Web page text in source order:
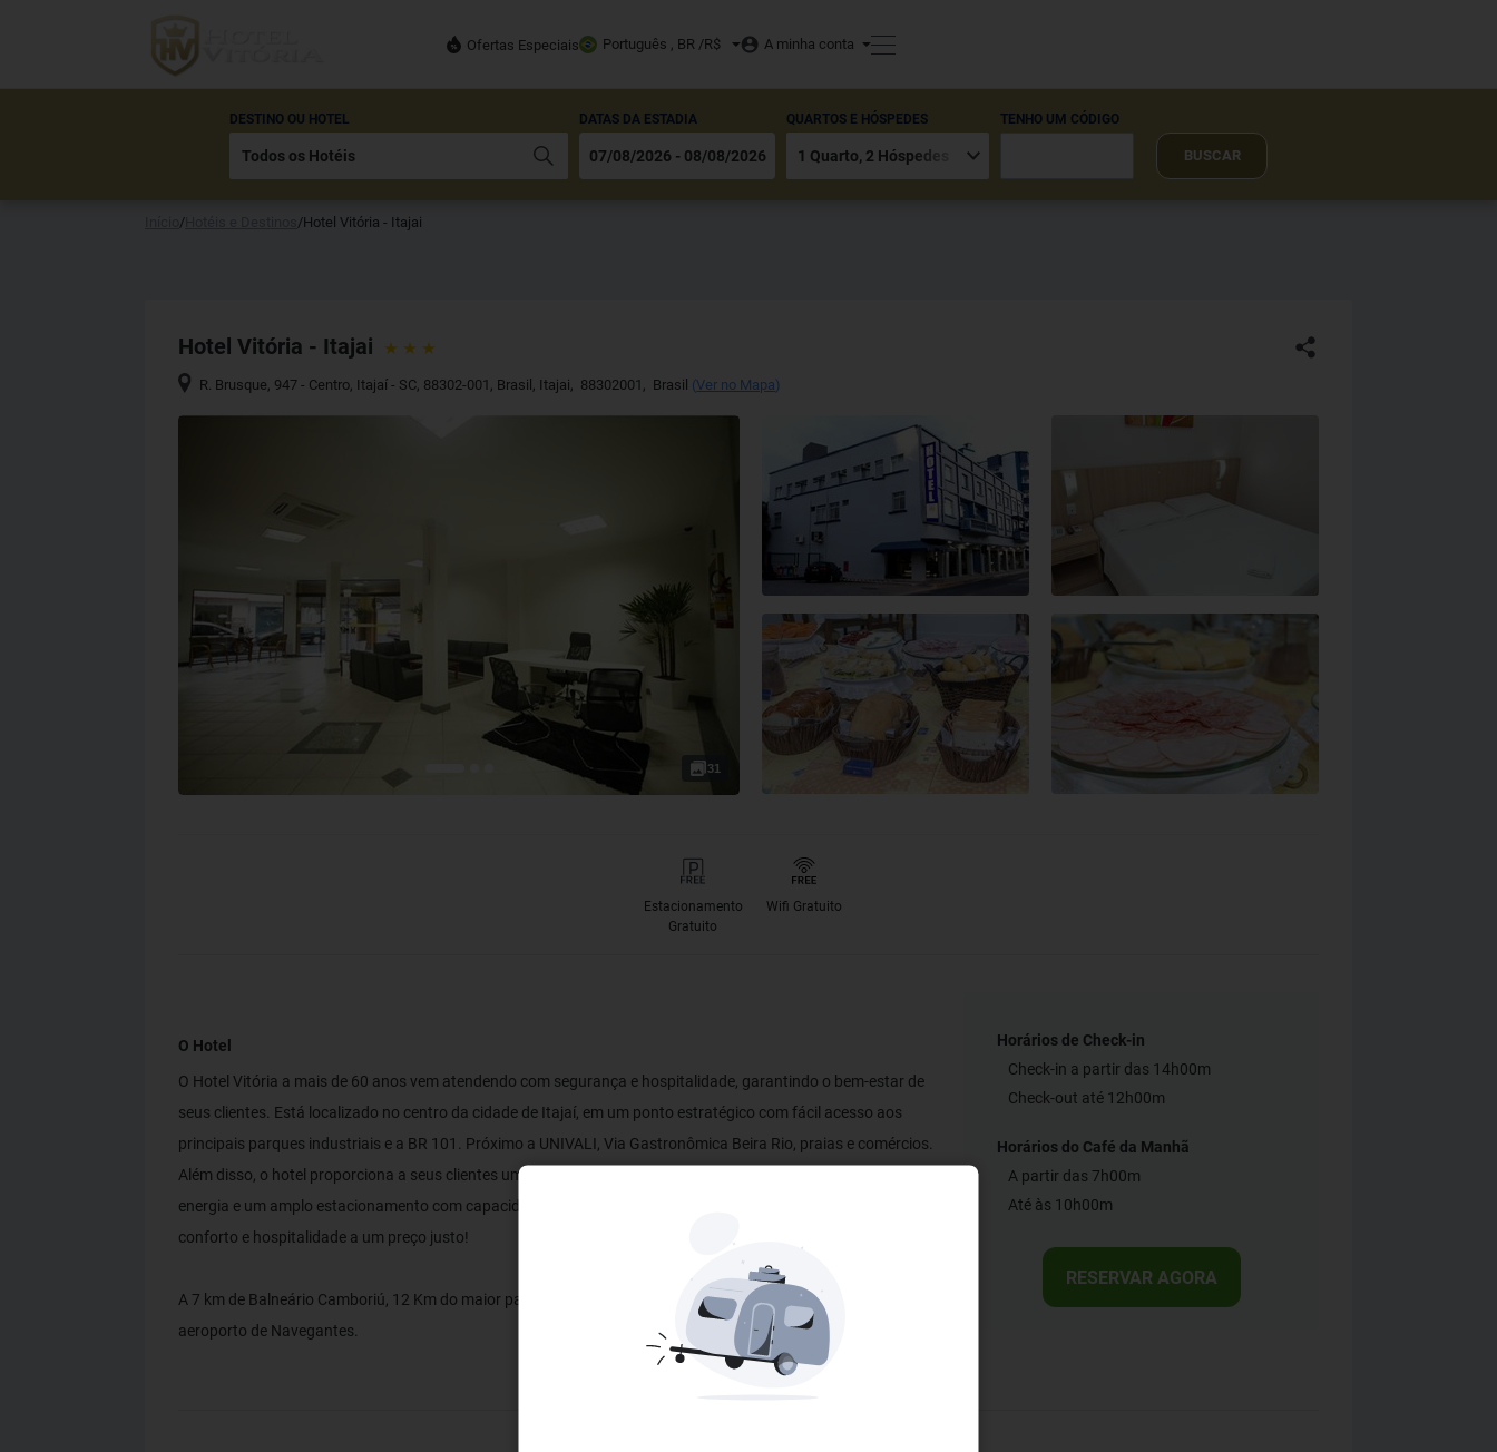
Ofertas Especiais Português , BR /R$ A minha conta
DESTINO OU HOTEL DATAS DA ESTADIA QUARTOS E HÓSPEDES TENHO UM CÓDIGO
BUSCAR
/ /Hotel Vitória - Itajai
Hotel Vitória - Itajai
R. Brusque, 947 - Centro, Itajaí - SC, 88302-001, Brasil , Itajai, 88302001 , Brasil (Ver no Mapa)
31
Estacionamento
Gratuito
Wifi Gratuito
O Hotel
O Hotel Vitória a mais de 60 anos vem atendendo com segurança e hospitalidade, garantindo o bem-estar de
seus clientes. Está localizado no centro da cidade de Itajaí, em um ponto estratégico com fácil acesso aos
principais parques industriais e a BR 101. Próximo a UNIVALI, Via Gastronômica Beira Rio, praias e comércios.
Além disso, o hotel proporciona a seus clientes um ótimo café da manhã para começarem bem o dia com muita
energia e um amplo estacionamento com capacidade para carros, caminhões e até ônibus. Aqui você tem
conforto e hospitalidade a um preço justo!
A 7 km de Balneário Camboriú, 12 Km do maior parque da América Latina, Beto Carrero World e 3 Km do
aeroporto de Navegantes.
Horários de Check-in
Check-in a partir das 14h00m
Check-out até 12h00m
Horários do Café da Manhã
A partir das 7h00m
Até às 10h00m
RESERVAR AGORA